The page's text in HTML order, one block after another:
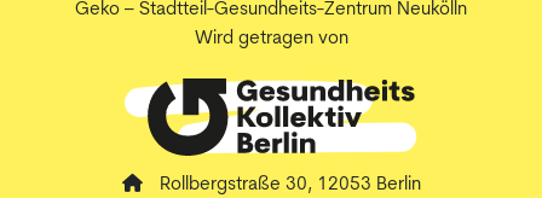
Geko – Stadtteil-Gesundheits-Zentrum Neukölln
Wird getragen von
Rollbergstraße 30, 12053 Berlin